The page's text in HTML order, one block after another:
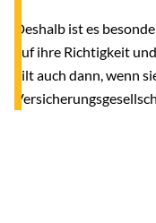
Deshalb ist es
auf ihre Richtigkeit
gilt auch dann, wenn